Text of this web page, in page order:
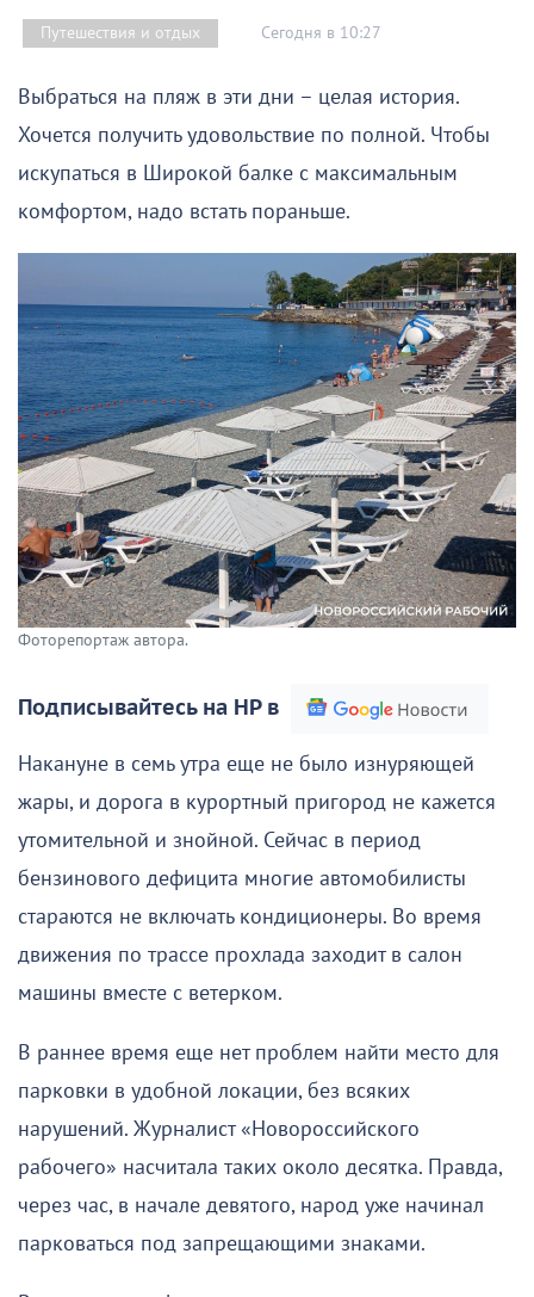
Путешествия и отдых Сегодня в 10:27
Выбраться на пляж в эти дни – целая история.
Хочется получить удовольствие по полной. Чтобы
искупаться в Широкой балке с максимальным
комфортом, надо встать пораньше.
Фоторепортаж автора.
Подписывайтесь на НР в
Накануне в семь утра еще не было изнуряющей
жары, и дорога в курортный пригород не кажется
утомительной и знойной. Сейчас в период
бензинового дефицита многие автомобилисты
стараются не включать кондиционеры. Во время
движения по трассе прохлада заходит в салон
машины вместе с ветерком.
В раннее время еще нет проблем найти место для
парковки в удобной локации, без всяких
нарушений. Журналист «Новороссийского
рабочего» насчитала таких около десятка. Правда,
через час, в начале девятого, народ уже начинал
парковаться под запрещающими знаками.